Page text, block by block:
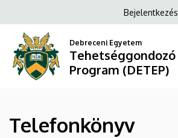
Telefonkönyv
Tehetséggondozó
Program
(DETEP)
a
tartalomra
Anonim
fiók
menüje
Bejelentkezés
Debreceni Egyetem
Tehetséggondozó
Program (DETEP)
Telefonkönyv